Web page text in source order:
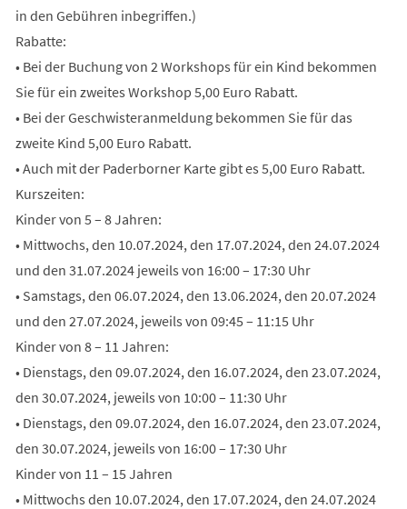
in den Gebühren inbegriffen.)
Rabatte:
• Bei der Buchung von 2 Workshops für ein Kind bekommen
Sie für ein zweites Workshop 5,00 Euro Rabatt.
• Bei der Geschwisteranmeldung bekommen Sie für das
zweite Kind 5,00 Euro Rabatt.
• Auch mit der Paderborner Karte gibt es 5,00 Euro Rabatt.
Kurszeiten:
Kinder von 5 – 8 Jahren:
• Mittwochs, den 10.07.2024, den 17.07.2024, den 24.07.2024
und den 31.07.2024 jeweils von 16:00 – 17:30 Uhr
• Samstags, den 06.07.2024, den 13.06.2024, den 20.07.2024
und den 27.07.2024, jeweils von 09:45 – 11:15 Uhr
Kinder von 8 – 11 Jahren:
• Dienstags, den 09.07.2024, den 16.07.2024, den 23.07.2024,
den 30.07.2024, jeweils von 10:00 – 11:30 Uhr
• Dienstags, den 09.07.2024, den 16.07.2024, den 23.07.2024,
den 30.07.2024, jeweils von 16:00 – 17:30 Uhr
Kinder von 11 – 15 Jahren
• Mittwochs den 10.07.2024, den 17.07.2024, den 24.07.2024